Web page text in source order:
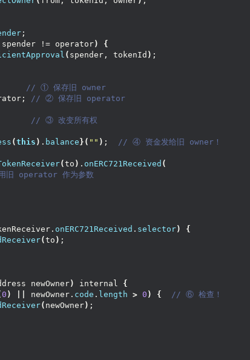
;
spender != operator)
{
( spender, tokenId ) ;
// ① 保存旧 owner
// ② 保存旧 operator
// ③ 改变所有权
(this ) . balance }( "" ) ; // ④ 资金发给旧 owner！
(to ) . onERC721Received (
operator 作为参数
onERC721Received . selector)
{
(to ) ;
newOwner) internal {
0 ) newOwner. code . length > 0 ) {
// ⑥ 检查！
( newOwner) ;